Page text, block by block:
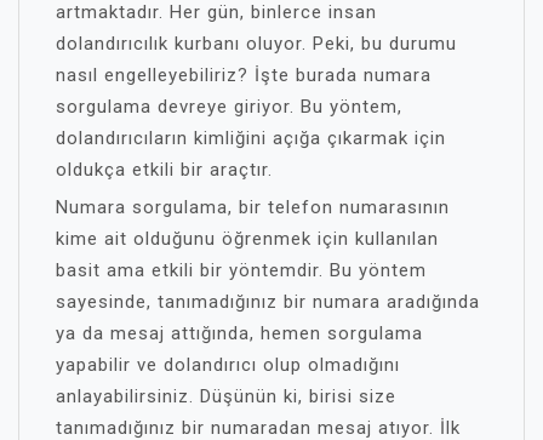
artmaktadır. Her gün, binlerce insan
dolandırıcılık kurbanı oluyor. Peki, bu durumu
nasıl engelleyebiliriz? İşte burada numara
sorgulama devreye giriyor. Bu yöntem,
dolandırıcıların kimliğini açığa çıkarmak için
oldukça etkili bir araçtır.
Numara sorgulama, bir telefon numarasının
kime ait olduğunu öğrenmek için kullanılan
basit ama etkili bir yöntemdir. Bu yöntem
sayesinde, tanımadığınız bir numara aradığında
ya da mesaj attığında, hemen sorgulama
yapabilir ve dolandırıcı olup olmadığını
anlayabilirsiniz. Düşünün ki, birisi size
tanımadığınız bir numaradan mesaj atıyor. İlk